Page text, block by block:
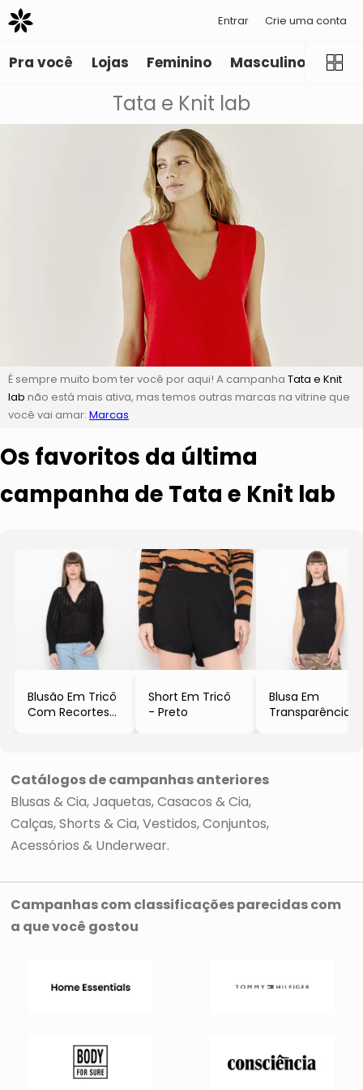
Entrar Crie uma conta
Pra você Lojas Feminino Masculino
Tata e Knit lab
É sempre muito bom ter você por aqui! A campanha Tata e Knit
lab não está mais ativa, mas temos outras marcas na vitrine que
você vai amar: Marcas
Os favoritos da última
campanha de Tata e Knit lab
Blusão Em Tricô
Com Recortes
Short Em Tricô
- Preto
Blusa Em
Transparência
Catálogos de campanhas anteriores
Blusas & Cia Jaquetas, Casacos & Cia
Calças, Shorts & Cia Vestidos Conjuntos
Acessórios & Underwear
Campanhas com classificações parecidas com
a que você gostou